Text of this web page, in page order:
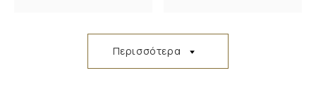
Περισσότερα